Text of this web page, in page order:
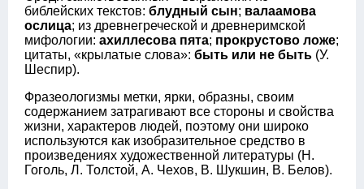
библейских текстов: блудный сын; валаамова
ослица; из древнегреческой и древнеримской
мифологии: ахиллесова пята; прокрустово ложе;
цитаты, «крылатые слова»: быть или не быть (У.
Шеспир).
Фразеологизмы метки, ярки, образны, своим
содержанием затрагивают все стороны и свойства
жизни, характеров людей, поэтому они широко
используются как изобразительное средство в
произведениях художественной литературы (Н.
Гоголь, Л. Толстой, А. Чехов, В. Шукшин, В. Белов).